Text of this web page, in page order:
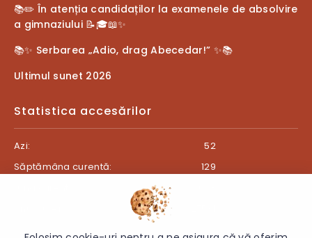
📚✏️ În atenția candidaților la examenele de absolvire
a gimnaziului 📝🎓📖✨
📚✨ Serbarea „Adio, drag Abecedar!” ✨📚
Ultimul sunet 2026
Statistica accesărilor
Azi:
52
Săptămâna curentă:
129